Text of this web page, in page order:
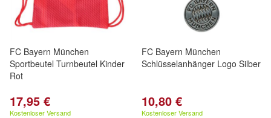
FC Bayern München
Sportbeutel Turnbeutel Kinder
Rot
17,95 €
Kostenloser Versand
FC Bayern München
Schlüsselanhänger Logo Silber
10,80 €
Kostenloser Versand